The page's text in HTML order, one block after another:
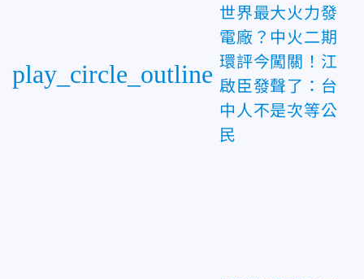
play_circle_outline
世界最大火力發
電廠？中火二期
環評今闖關！江
啟臣發聲了：台
中人不是次等公
民